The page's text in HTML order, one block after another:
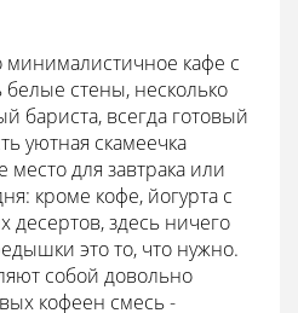
минималистичное кафе с
стены, несколько
бариста, всегда готовый
уютная скамеечка
для завтрака или
кроме кофе, йогурта с
десертов, здесь ничего
это то, что нужно.
собой довольно
кофеен смесь -